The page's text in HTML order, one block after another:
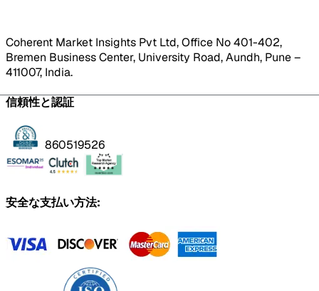
Coherent Market Insights Pvt Ltd, Office No 401-402,
Bremen Business Center, University Road, Aundh, Pune –
411007, India.
信頼性と認証
860519526
安全な支払い方法: